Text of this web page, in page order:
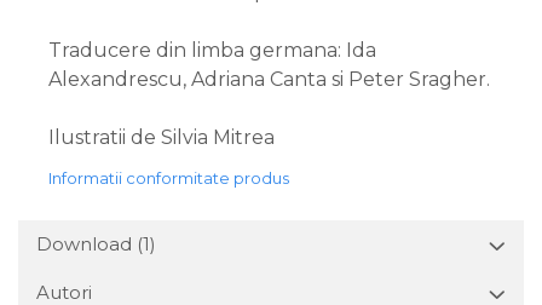
Traducere din limba germana: Ida
Alexandrescu, Adriana Canta si Peter Sragher.
Ilustratii de Silvia Mitrea
Informatii conformitate produs
Download (1)
Autori